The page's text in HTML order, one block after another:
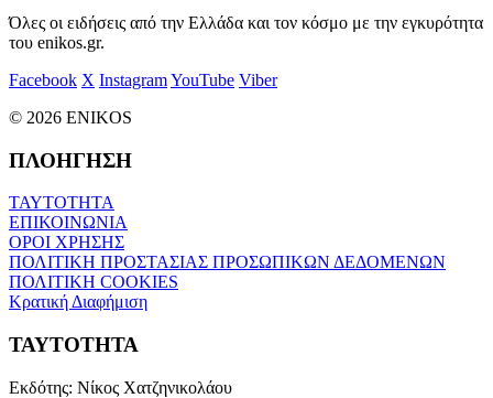
Όλες οι ειδήσεις από την Ελλάδα και τον κόσμο με την εγκυρότητα
του enikos.gr.
Facebook X InstagramYouTube Viber
© 2026 ENIKOS
ΠΛΟΗΓΗΣΗ
ΤΑΥΤΟΤΗΤΑ
ΕΠΙΚΟΙΝΩΝΙΑ
ΟΡΟΙ ΧΡΗΣΗΣ
ΠΟΛΙΤΙΚΗ ΠΡΟΣΤΑΣΙΑΣ ΠΡΟΣΩΠΙΚΩΝ ΔΕΔΟΜΕΝΩΝ
ΠΟΛΙΤΙΚΗ COOKIES
Κρατική Διαφήμιση
ΤΑΥΤΟΤΗΤΑ
Εκδότης: Νίκος Χατζηνικολάου